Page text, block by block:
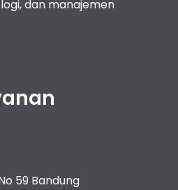
dan manajemen
59 Bandung